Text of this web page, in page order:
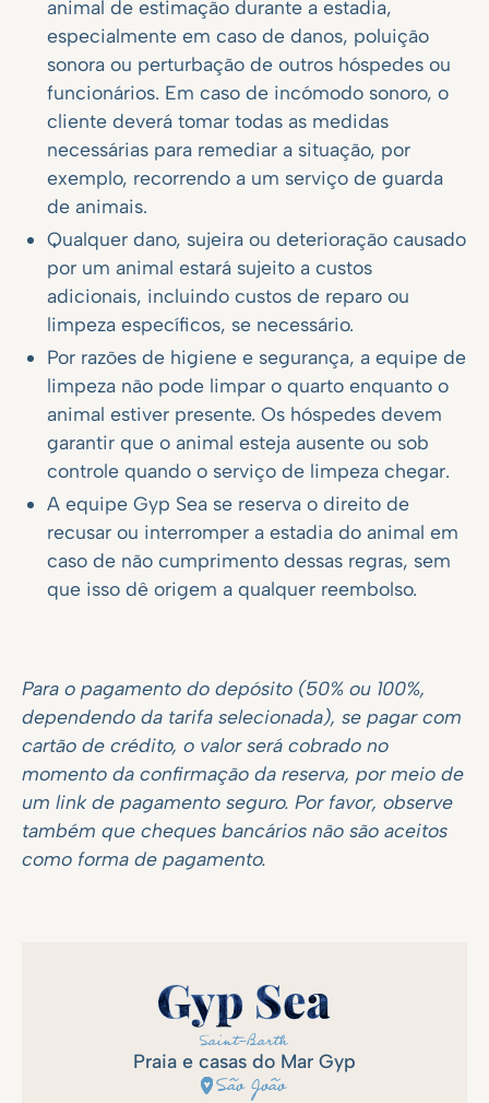
animal de estimação durante a estadia,
especialmente em caso de danos, poluição
sonora ou perturbação de outros hóspedes ou
funcionários. Em caso de incómodo sonoro, o
cliente deverá tomar todas as medidas
necessárias para remediar a situação, por
exemplo, recorrendo a um serviço de guarda
de animais.
Qualquer dano, sujeira ou deterioração causado
por um animal estará sujeito a custos
adicionais, incluindo custos de reparo ou
limpeza específicos, se necessário.
Por razões de higiene e segurança, a equipe de
limpeza não pode limpar o quarto enquanto o
animal estiver presente. Os hóspedes devem
garantir que o animal esteja ausente ou sob
controle quando o serviço de limpeza chegar.
A equipe Gyp Sea se reserva o direito de
recusar ou interromper a estadia do animal em
caso de não cumprimento dessas regras, sem
que isso dê origem a qualquer reembolso.
Para o pagamento do depósito (50% ou 100%,
dependendo da tarifa selecionada), se pagar com
cartão de crédito, o valor será cobrado no
momento da confirmação da reserva, por meio de
um link de pagamento seguro. Por favor, observe
também que cheques bancários não são aceitos
como forma de pagamento.
Praia e casas do Mar Gyp
São João